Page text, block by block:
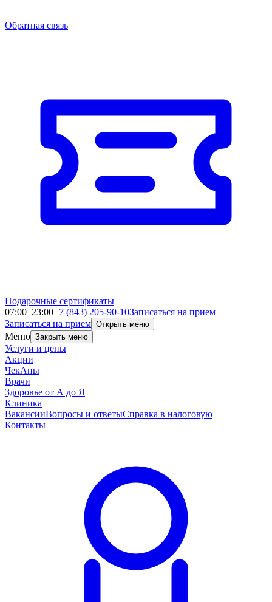
Обратная связь
Подарочные сертификаты
07:00–23:00+7 (843) 205-90-10Записаться на прием
Записаться на прием Открыть меню
Меню Закрыть меню
Услуги и цены
Акции
ЧекАпы
Врачи
Здоровье от А до Я
Клиника
ВакансииВопросы и ответыСправка в налоговую
Контакты